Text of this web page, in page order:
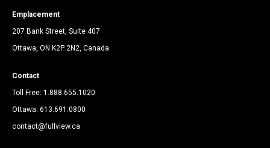
Emplacement
207 Bank Street, Suite 407
Ottawa, ON K2P 2N2, Canada
Contact
Toll Free: 1.888.655.1020
Ottawa: 613.691.0800
contact@fullview.ca